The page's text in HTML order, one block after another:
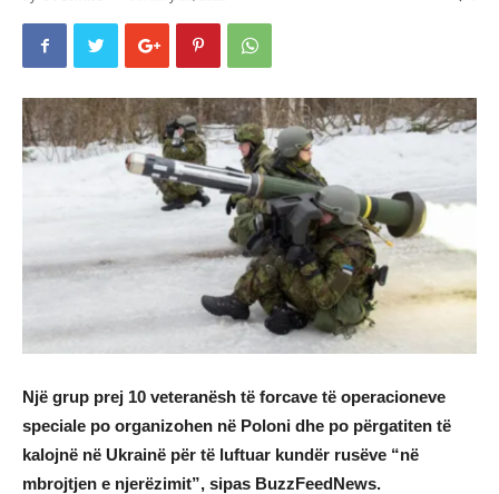
Një grup prej 10 veteranësh të forcave të operacioneve
speciale po organizohen në Poloni dhe po përgatiten të
kalojnë në Ukrainë për të luftuar kundër rusëve “në
mbrojtjen e njerëzimit”, sipas BuzzFeedNews.